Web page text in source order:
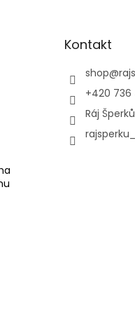
Kontakt
shop@
+420 736
Ráj Šperků
rajsperku_